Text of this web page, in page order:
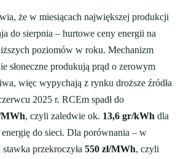
że w miesiącach największej produkcji
do sierpnia – hurtowe ceny energii na
poziomów w roku. Mechanizm
słoneczne produkują prąd o zerowym
więc wypychają z rynku droższe źródła
2025 r. RCEm spadł do
MWh, czyli zaledwie ok. 13,6 gr/kWh dla
energię do sieci. Dla porównania – w
przekroczyła 550 zł/MWh, czyli